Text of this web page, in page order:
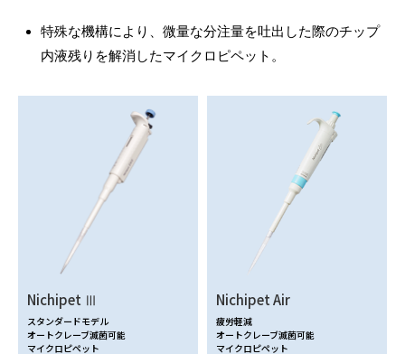
特殊な機構により、微量な分注量を吐出した際のチップ
内液残りを解消したマイクロピペット。
Nichipet Ⅲ
スタンダードモデル
オートクレーブ滅菌可能
マイクロピペット
Nichipet Air
疲労軽減
オートクレーブ滅菌可能
マイクロピペット